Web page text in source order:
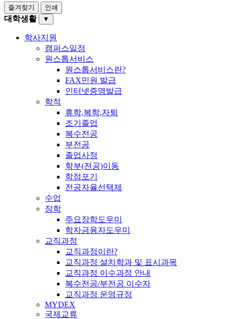
즐겨찾기 인쇄
대학생활 ▼
학사지원
캠퍼스일정
원스톱서비스
원스톱서비스란?
FAX민원 발급
인터넷증명발급
학적
휴학,복학,자퇴
조기졸업
복수전공
부전공
졸업사정
학부(전공)이동
학점포기
전공자율선택제
수업
장학
주요장학도우미
학자금융자도우미
교직과정
교직과정이란?
교직과정 설치학과 및 표시과목
교직과정 이수과정 안내
복수전공/부전공 이수자
교직과정 운영규정
MYDEX
국제교류